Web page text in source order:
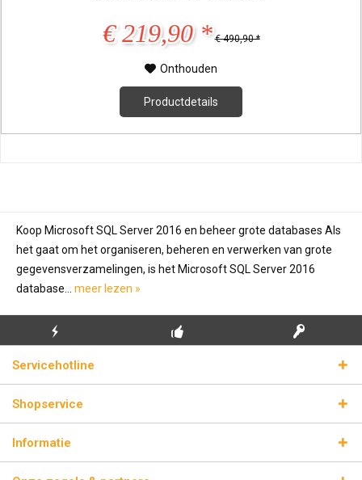
€ 219,90 * € 490,90 *
Onthouden
Productdetails
Koop Microsoft SQL Server 2016 en beheer grote databases Als
het gaat om het organiseren, beheren en verwerken van grote
gegevensverzamelingen, is het Microsoft SQL Server 2016
database... meer lezen »
BLIKSEMVERZENDING
LICENTIESLEUTELS
Servicehotline
Shopservice
Informatie